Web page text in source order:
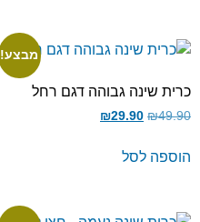
מבצע!
כרית שינה גבוהה דגם רחל
₪49.90
₪29.90
הוספה לסל